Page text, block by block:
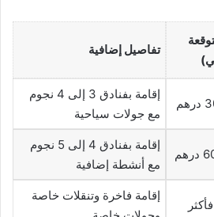
تفاصيل إضافية
إقامة بفنادق 3 إلى 4 نجوم
مع جولات سياحية
إقامة بفنادق 4 إلى 5 نجوم
مع أنشطة إضافية
إقامة فاخرة وتنقلات خاصة